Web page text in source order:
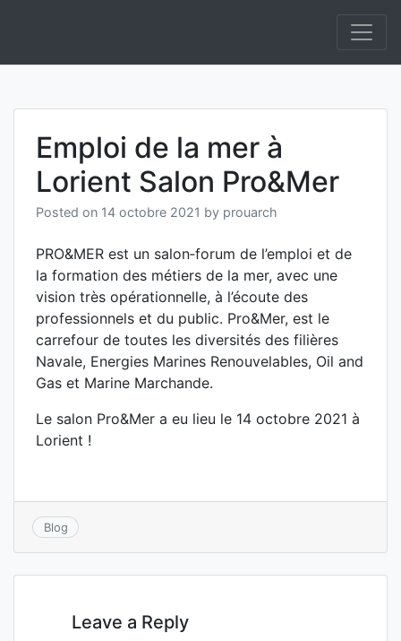
Emploi de la mer à
Lorient Salon Pro&Mer
Posted on 14 octobre 2021 by prouarch
PRO&MER est un salon‐forum de l’emploi et de
la formation des métiers de la mer, avec une
vision très opérationnelle, à l’écoute des
professionnels et du public. Pro&Mer, est le
carrefour de toutes les diversités des filières
Navale, Energies Marines Renouvelables, Oil and
Gas et Marine Marchande.
Le salon Pro&Mer a eu lieu le 14 octobre 2021 à
Lorient !
Blog
Leave a Reply